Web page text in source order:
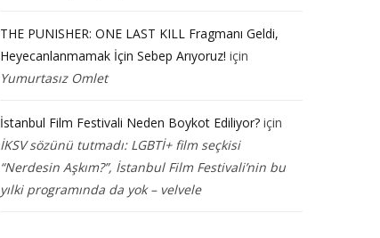
THE PUNISHER: ONE LAST KILL Fragmanı Geldi,
Heyecanlanmamak İçin Sebep Arıyoruz! için
Yumurtasız Omlet
İstanbul Film Festivali Neden Boykot Ediliyor? için
İKSV sözünü tutmadı: LGBTİ+ film seçkisi
“Nerdesin Aşkım?”, İstanbul Film Festivali’nin bu
yılki programında da yok – velvele